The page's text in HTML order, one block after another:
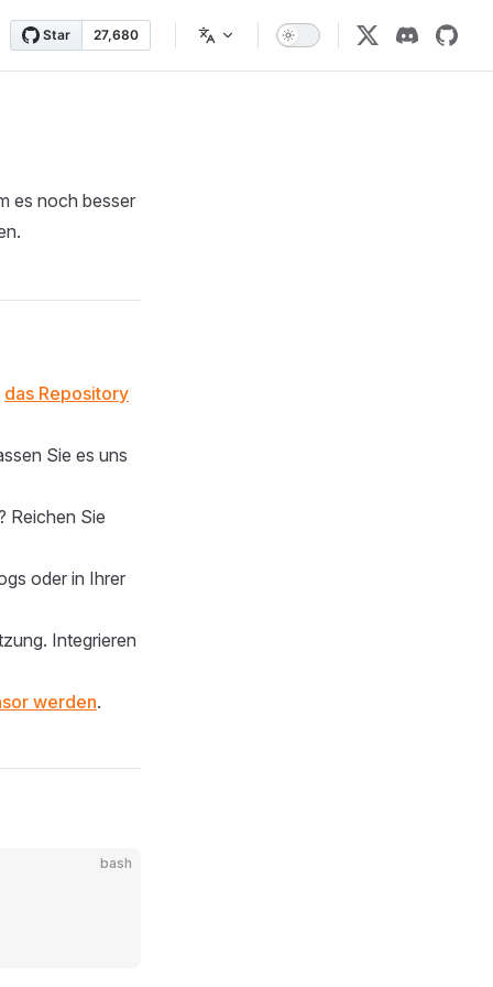
es noch besser
das Repository
Sie es uns
Reichen Sie
oder in Ihrer
Integrieren
werden.
bash